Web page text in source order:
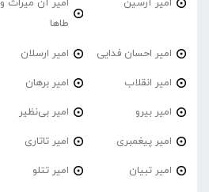
امیر آرسین
امیر آن میراث و
طاها
امیر احسان فدایی امیر ارسلان
امیر انقلاب امیر برهان
امیر بیرو امیر بی‌نظیر
امیر پیغمبری امیر تاتاری
امیر تبیان امیر تتلو